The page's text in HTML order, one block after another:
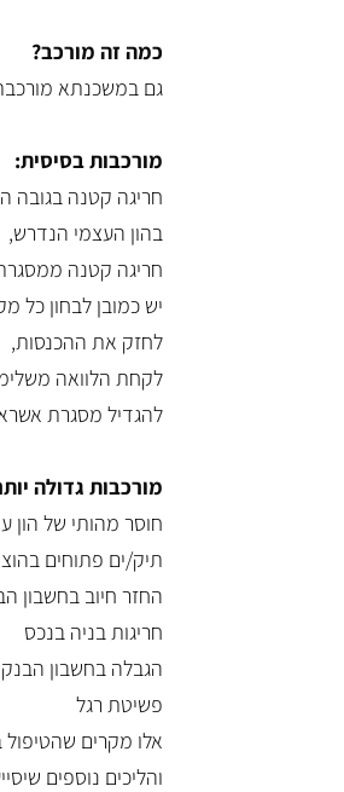
כמה זה מורכב?
גם במשכנתא
מורכבות בסיסית:
חריגה קטנה בגובה
בהון העצמי הנדרש,
חריגה קטנה
יש כמובן לבחון כל
לחזק את ההכנסות,
לקחת הלוואה
להגדיל מסגרת
מורכבות גדולה
חוסר מהותי של הון
תיק/ים פתוחים
החזר חיוב בחשבון
חריגות בניה בנכס
הגבלה בחשבון הבנק
פשיטת רגל
אלו מקרים שהטיפול
והליכים נוספים